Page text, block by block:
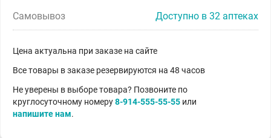
Самовывоз Доступно в 32 аптеках
Цена актуальна при заказе на сайте
Все товары в заказе резервируются на 48 часов
Не уверены в выборе товара? Позвоните по
круглосуточному номеру8-914-555-55-55 или
напишите нам.